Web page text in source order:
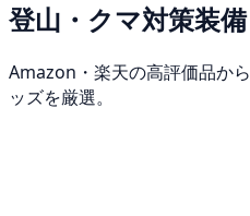
登山・クマ対策装備
Amazon・楽天の高評価品か
ッズを厳選。